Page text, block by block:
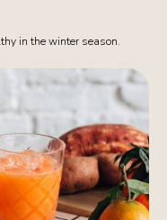
in the winter season.